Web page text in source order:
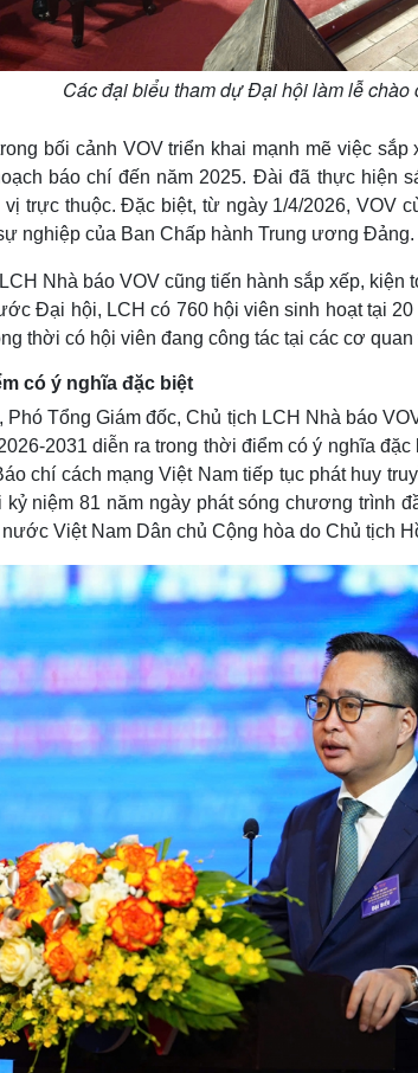
Các đại biểu tham dự Đại hội làm lễ chào
bối cảnh VOV triển khai mạnh mẽ việc
báo chí đến năm 2025. Đài đã thực hiện
trực thuộc. Đặc biệt, từ ngày 1/4/2026, VOV
nghiệp của Ban Chấp hành Trung ương Đảng.
Nhà báo VOV cũng tiến hành sắp xếp, kiện
Đại hội, LCH có 760 hội viên sinh hoạt tại
thời có hội viên đang công tác tại các cơ
có ý nghĩa đặc biệt
Tổng Giám đốc, Chủ tịch LCH Nhà báo
2031 diễn ra trong thời điểm có ý nghĩa
chí cách mạng Việt Nam tiếp tục phát huy
niệm 81 năm ngày phát sóng chương trình
Việt Nam Dân chủ Cộng hòa do Chủ tịch